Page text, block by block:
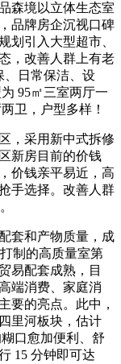
森境以立体生态室
品牌房企沉视口碑
划引入大型超市、
，改善人群上有老
、日常保洁、设
95㎡三室两厅一
卫，户型多样！
，采用新中式拆修
新房目前的价钱
价钱亲平易近，高
手选择。改善人群
套和产物质量，成
制的高质量室第
易配套成熟，目
端消费、家庭消
要的亮点。此中，
里河板块，估计
口愈加便利、舒
15 分钟即可达